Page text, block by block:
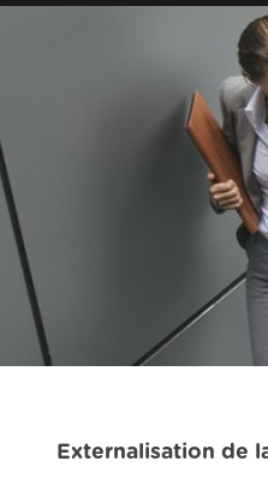
Externalisation de